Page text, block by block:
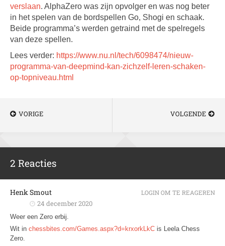
verslaan. AlphaZero was zijn opvolger en was nog beter
in het spelen van de bordspellen Go, Shogi en schaak.
Beide programma’s werden getraind met de spelregels
van deze spellen.
Lees verder: https://www.nu.nl/tech/6098474/nieuw-
programma-van-deepmind-kan-zichzelf-leren-schaken-
op-topniveau.html
VORIGE VOLGENDE
2 Reacties
Henk Smout
24 december 2020
Weer een Zero erbij.
Wit in chessbites.com/Games.aspx?d=krxorkLkC is Leela Chess
Zero.
LOGIN OM TE REAGEREN